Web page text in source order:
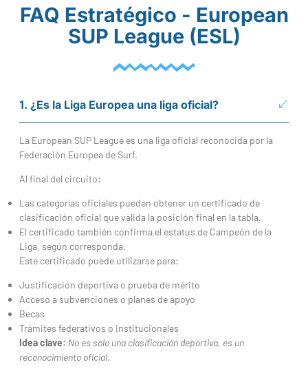
FAQ Estratégico - European
SUP League (ESL)
1. ¿Es la Liga Europea una liga oficial?
La European SUP League es una liga oficial reconocida por la
Federación Europea de Surf.
Al final del circuito:
Las categorías oficiales pueden obtener un certificado de
clasificación oficial que valida la posición final en la tabla.
El certificado también confirma el estatus de Campeón de la
Liga, según corresponda.
Este certificado puede utilizarse para:
Justificación deportiva o prueba de mérito
Acceso a subvenciones o planes de apoyo
Becas
Trámites federativos o institucionales
Idea clave: No es solo una clasificación deportiva, es un
reconocimiento oficial.